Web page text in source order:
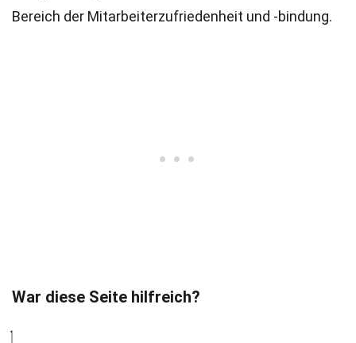
Bereich der Mitarbeiterzufriedenheit und -bindung.
War diese Seite hilfreich?